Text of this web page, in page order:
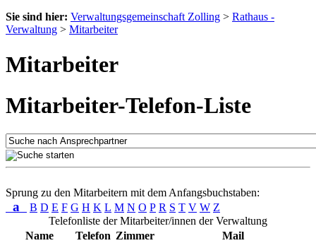
Sie sind hier: Verwaltungsgemeinschaft Zolling > Rathaus -
Verwaltung > Mitarbeiter
Mitarbeiter
Mitarbeiter-Telefon-Liste
Sprung zu den Mitarbeitern mit dem Anfangsbuchstaben:
a B D E F G H K L M N O P R S T V W Z
Telefonliste der Mitarbeiter/innen der Verwaltung
Name
Telefon Zimmer
Mail